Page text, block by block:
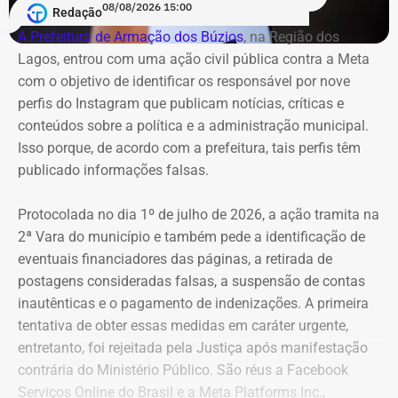
Redação08/08/2026 15:00
A Prefeitura de Armação dos Búzios, na Região dos
Lagos, entrou com uma ação civil pública contra a Meta
com o objetivo de identificar os responsável por nove
perfis do Instagram que publicam notícias, críticas e
conteúdos sobre a política e a administração municipal.
Isso porque, de acordo com a prefeitura, tais perfis têm
publicado informações falsas.
Protocolada no dia 1º de julho de 2026, a ação tramita na
2ª Vara do município e também pede a identificação de
eventuais financiadores das páginas, a retirada de
postagens consideradas falsas, a suspensão de contas
inautênticas e o pagamento de indenizações. A primeira
tentativa de obter essas medidas em caráter urgente,
entretanto, foi rejeitada pela Justiça após manifestação
contrária do Ministério Público. São réus a Facebook
Serviços Online do Brasil e a Meta Platforms Inc.,